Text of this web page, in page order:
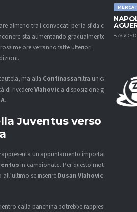
8
almeno tra i convocati per la sfida contro
sta aumentando gradualmente i
ore verranno fatte ulteriori
ma alla Continassa filtra un cauto
di rivedereVlahovic a disposizione già nel
.
Juventus verso la
rappresenta un appuntamento importante
in campionato. Per questo motivo lo
se inserire Dusan Vlahovic
dalla panchina potrebbe rappresentare